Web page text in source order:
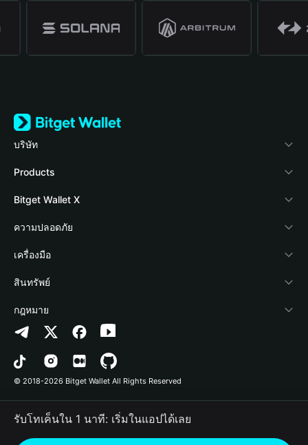
บริษัท
เกี่ยวกับ Bitget Wallet
Blog
Academy
ข่าวสารด้านคริปโต
ศูนย์ช่วยเหลือ
ติดต่อเรา
ทรัพยากรข้อมูลของแบรนด์
อาชีพ
Products
Crypto Card
Stablecoin Earn
Payfi Crypto
Crypto Swap API
Altcoin Season Index
Prediction Markets
DApp
RWA
Bitget Wallet X
นักพัฒนา
เชื่อมต่อ Wallet
Bitget Wallet Pay
ลิสต์โปรเจกต์
ความปลอดภัย
Protection Fund
เทคโนโลยีความปลอดภัย
เครื่องมือ
ซื้อคริปโต
การตรวจจับการอนุญาต
การตรวจจับสัญญา
การโอนเป็นชุด
สินทรัพย์
Arbitrum
Avalanche
Bitcoin
Polygon
กฎหมาย
นโยบายความเป็นส่วนตัว
ข้อตกลงในการใช้บริการ
© 2018-2026 Bitget Wallet All Rights Reserved
รับโทเค็นใน 1 นาที: เริ่มในแอปได้เลย